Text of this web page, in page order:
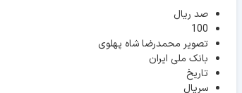
صد ریال
100
تصویر محمدرضا شاه پهلوی
بانک ملی ایران
تاریخ
سریال